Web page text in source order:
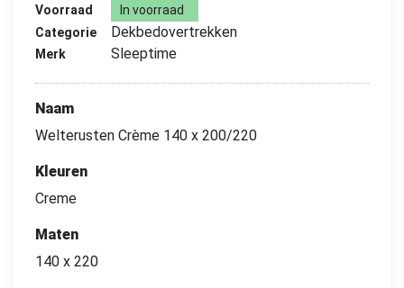
Voorraad
In voorraad
Categorie
Dekbedovertrekken
Merk Sleeptime
Naam
Welterusten Crème 140 x 200/220
Kleuren
Creme
Maten
140 x 220